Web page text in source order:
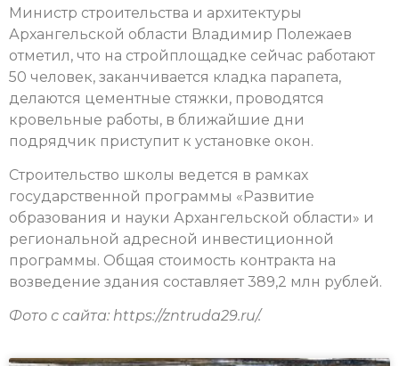
Министр строительства и архитектуры
Архангельской области Владимир Полежаев
отметил, что на стройплощадке сейчас работают
50 человек, заканчивается кладка парапета,
делаются цементные стяжки, проводятся
кровельные работы, в ближайшие дни
подрядчик приступит к установке окон.
Строительство школы ведется в рамках
государственной программы «Развитие
образования и науки Архангельской области» и
региональной адресной инвестиционной
программы. Общая стоимость контракта на
возведение здания составляет 389,2 млн рублей.
Фото с сайта: https://zntruda29.ru/.